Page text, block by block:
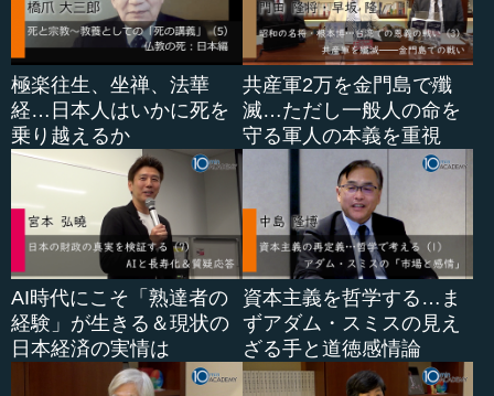
極楽往生、坐禅、法華
経…日本人はいかに死を
乗り越えるか
共産軍2万を金門島で殲
滅…ただし一般人の命を
守る軍人の本義を重視
AI時代にこそ「熟達者の
経験」が生きる＆現状の
日本経済の実情は
資本主義を哲学する…ま
ずアダム・スミスの見え
ざる手と道徳感情論